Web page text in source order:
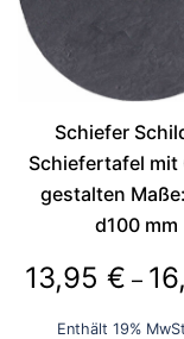
auf
der
Schiefer
Schiefertafel mit
gestalten
d100 mm
13,95 € –
Enthält 19%